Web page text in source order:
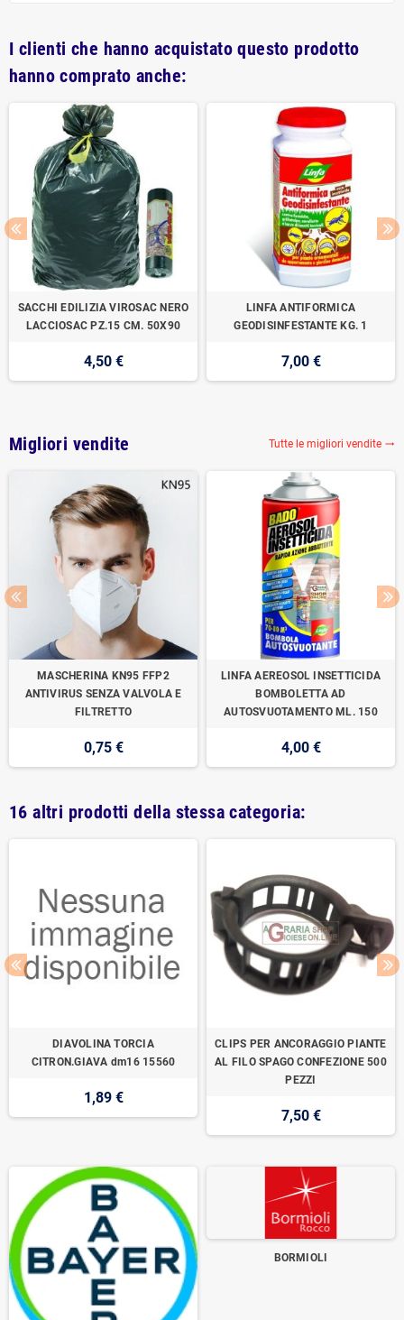
I clienti che hanno acquistato questo prodotto
hanno comprato anche:
SACCHI EDILIZIA VIROSAC NERO
LACCIOSAC PZ.15 CM. 50X90
4,50 €
LINFA ANTIFORMICA
GEODISINFESTANTE KG. 1
7,00 €
Migliori vendite Tutte le migliori vendite 
MASCHERINA KN95 FFP2
ANTIVIRUS SENZA VALVOLA E
FILTRETTO
0,75 €
LINFA AEREOSOL INSETTICIDA
BOMBOLETTA AD
AUTOSVUOTAMENTO ML. 150
4,00 €
16 altri prodotti della stessa categoria:
DIAVOLINA TORCIA
CITRON.GIAVA dm16 15560
1,89 €
CLIPS PER ANCORAGGIO PIANTE
AL FILO SPAGO CONFEZIONE 500
PEZZI
7,50 €
BORMIOLI